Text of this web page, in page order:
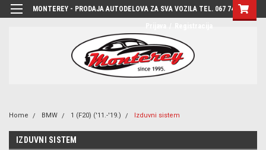
MONTEREY - PRODAJA AUTODELOVA ZA SVA VOZILA TEL. 067 7444-780
Home BMW 1 (F20) ('11.-'19.) Izduvni sistem
IZDUVNI SISTEM